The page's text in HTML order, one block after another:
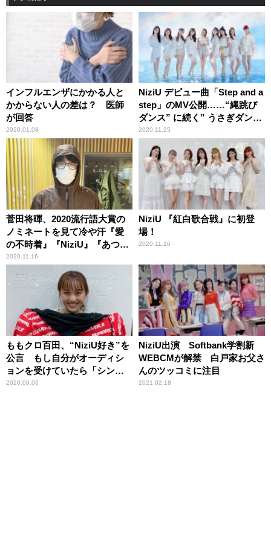
インフルエンザにかかる人と
かからない人の差は？ 医師
が回答
2020.01.08
NiziU デビュー曲「Step and a
step」のMV公開……“縄跳び
ダンス” に続く” うさぎダン
ス” に注目！
2020.11.25
菅田将暉、2020流行語大賞の
ノミネートを見て冷や汗『愛
の不時着』『NiziU』『あつ
森』も「よく知らない……」
2020.11.16
NiziU 『紅白歌合戦』に初登
場！
2020.11.16
ももクロ百田、“NiziU好き”を
公言 もし自分がオーディシ
ョンを受けていたら「シンプ
ルに一次で落ちると思う」
2020.09.06
NiziU出演 Softbank学割新
WEBCMが解禁 白戸家お父さ
んのツッコミに注目
2021.02.18